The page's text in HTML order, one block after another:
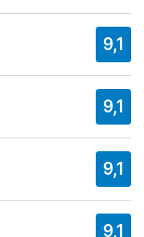
9,1
9,1
9,1
9,1